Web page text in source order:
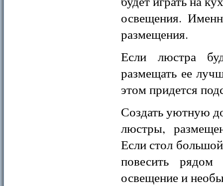
освещения.
размещения.
Если люстра
размещать ее
этом придется
Создать уютную
люстры,
Если стол
повесить рядом
освещение и